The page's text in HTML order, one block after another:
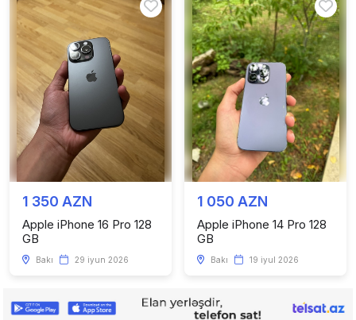
1 350 AZN
Apple iPhone 16 Pro 128
GB
Bakı 29 iyun 2026
1 050 AZN
Apple iPhone 14 Pro 128
GB
Bakı 19 iyul 2026